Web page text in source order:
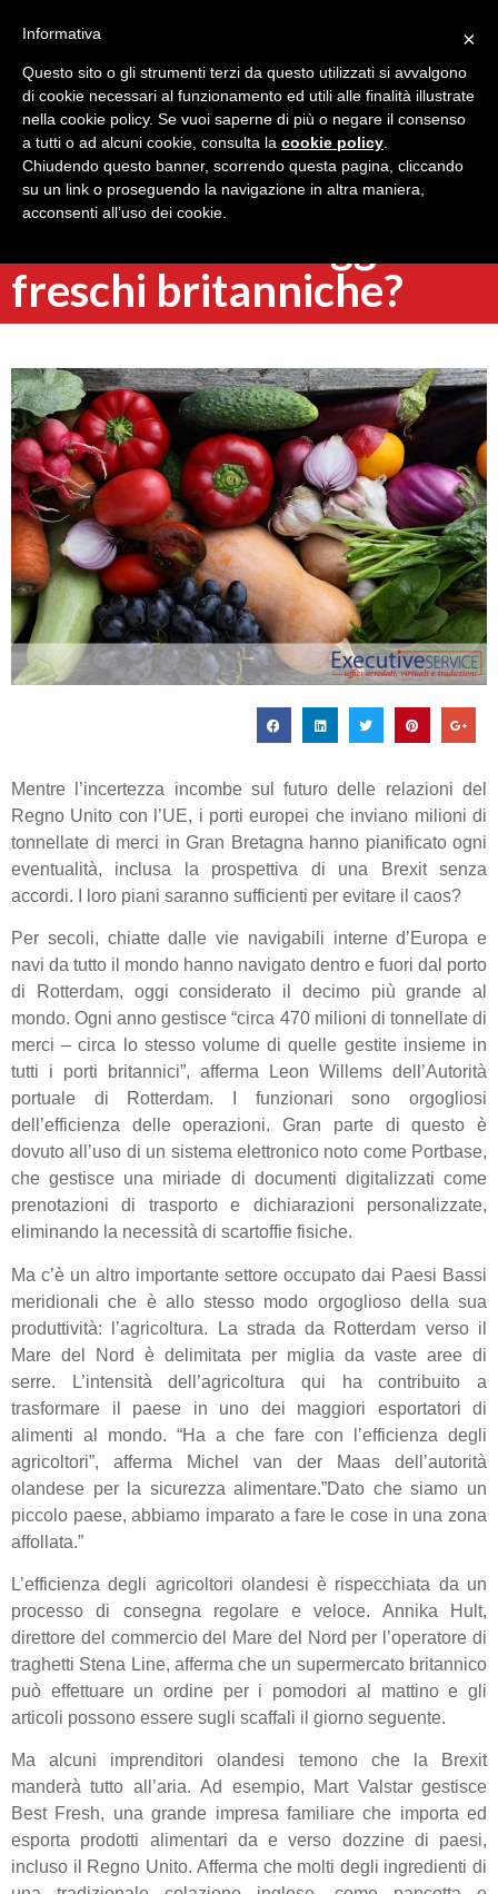
Torna indietro
La Brexit colpirà le
freschi britanniche?
Mentre l’incertezza incombe sul futuro delle relazioni del
Regno Unito con l’UE, i porti europei che inviano milioni di
tonnellate di merci in Gran Bretagna hanno pianificato ogni
eventualità, inclusa la prospettiva di una Brexit senza
accordi. I loro piani saranno sufficienti per evitare il caos?
Per secoli, chiatte dalle vie navigabili interne d’Europa e
navi da tutto il mondo hanno navigato dentro e fuori dal porto
di Rotterdam, oggi considerato il decimo più grande al
mondo. Ogni anno gestisce “circa 470 milioni di tonnellate di
merci – circa lo stesso volume di quelle gestite insieme in
tutti i porti britannici”, afferma Leon Willems dell’Autorità
portuale di Rotterdam. I funzionari sono orgogliosi
dell’efficienza delle operazioni. Gran parte di questo è
dovuto all’uso di un sistema elettronico noto come Portbase,
che gestisce una miriade di documenti digitalizzati come
prenotazioni di trasporto e dichiarazioni personalizzate,
eliminando la necessità di scartoffie fisiche.
Ma c’è un altro importante settore occupato dai Paesi Bassi
meridionali che è allo stesso modo orgoglioso della sua
produttività: l’agricoltura. La strada da Rotterdam verso il
Mare del Nord è delimitata per miglia da vaste aree di
serre. L’intensità dell’agricoltura qui ha contribuito a
trasformare il paese in uno dei maggiori esportatori di
alimenti al mondo. “Ha a che fare con l’efficienza degli
agricoltori”, afferma Michel van der Maas dell’autorità
olandese per la sicurezza alimentare.”Dato che siamo un
piccolo paese, abbiamo imparato a fare le cose in una zona
affollata.”
L’efficienza degli agricoltori olandesi è rispecchiata da un
processo di consegna regolare e veloce. Annika Hult,
direttore del commercio del Mare del Nord per l’operatore di
traghetti Stena Line, afferma che un supermercato britannico
può effettuare un ordine per i pomodori al mattino e gli
articoli possono essere sugli scaffali il giorno seguente.
Ma alcuni imprenditori olandesi temono che la Brexit
manderà tutto all’aria. Ad esempio, Mart Valstar gestisce
Best Fresh, una grande impresa familiare che importa ed
esporta prodotti alimentari da e verso dozzine di paesi,
incluso il Regno Unito. Afferma che molti degli ingredienti di
×
Informativa
Questo sito o gli strumenti terzi da questo utilizzati si avvalgono
di cookie necessari al funzionamento ed utili alle finalità illustrate
nella cookie policy. Se vuoi saperne di più o negare il consenso
a tutti o ad alcuni cookie, consulta la cookie policy.
Chiudendo questo banner, scorrendo questa pagina, cliccando
su un link o proseguendo la navigazione in altra maniera,
acconsenti all’uso dei cookie.